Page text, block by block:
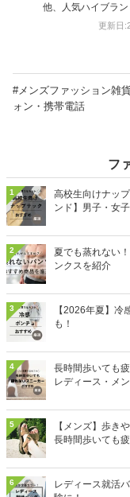
他、人気ハイブラン
更新日
#メンズファッション雑
ォン・携帯電話
フ
1
高校生向けナッ
ンド】男子・女
2
夏でも蒸れない
ンクスを紹介
3
【2026年夏】
も！
4
長時間歩いても
レディース・メ
5
【メンズ】歩き
長時間歩いても
6
レディース就活